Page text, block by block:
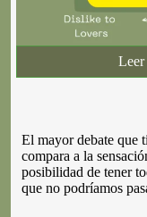
Leer
El mayor debate que
compara a la
posibilidad de tener
que no podríamos